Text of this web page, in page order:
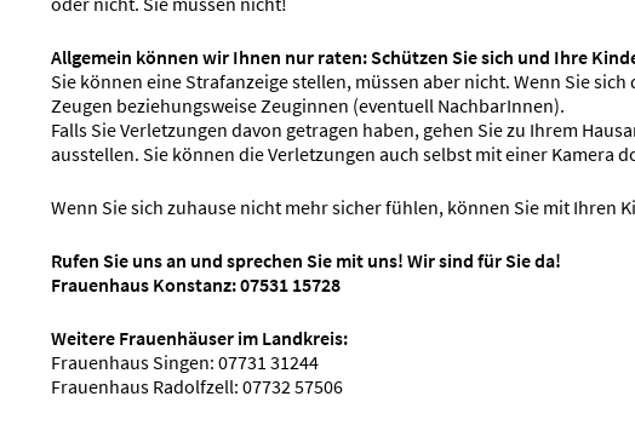
Allgemein können wir Ihnen nur raten: Schützen Sie sich und Ihre
Sie können eine Strafanzeige stellen, müssen aber nicht. Wenn Sie
Zeugen beziehungsweise Zeuginnen (eventuell NachbarInnen).
Falls Sie Verletzungen davon getragen haben, gehen Sie zu Ihrem
ausstellen. Sie können die Verletzungen auch selbst mit einer Kamera
Wenn Sie sich zuhause nicht mehr sicher fühlen, können Sie mit Ihren
Rufen Sie uns an und sprechen Sie mit uns! Wir sind für Sie da!
Frauenhaus Konstanz: 07531 15728
Weitere Frauenhäuser im Landkreis:
Frauenhaus Singen: 07731 31244
Frauenhaus Radolfzell: 07732 57506